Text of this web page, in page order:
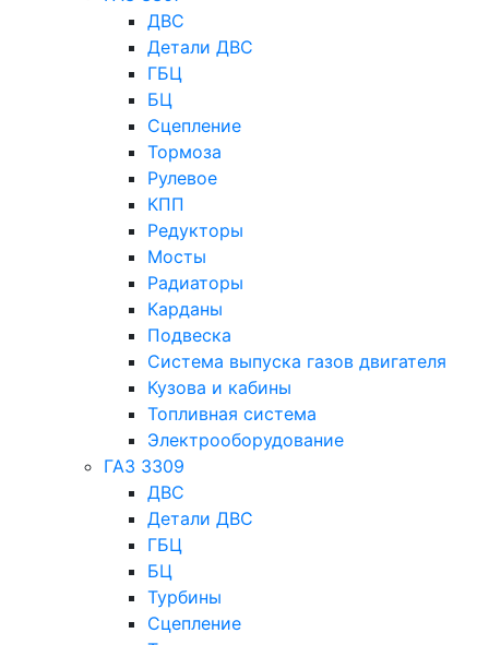
ДВС
Детали ДВС
ГБЦ
БЦ
Сцепление
Тормоза
Рулевое
КПП
Редукторы
Мосты
Радиаторы
Карданы
Подвеска
Система выпуска газов двигателя
Кузова и кабины
Топливная система
Электрооборудование
ГАЗ 3309
ДВС
Детали ДВС
ГБЦ
БЦ
Турбины
Сцепление